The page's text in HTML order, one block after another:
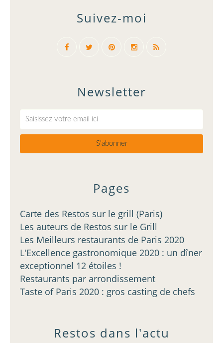
Newsletter
Pages
Carte des Restos sur le grill (Paris)
Les auteurs de Restos sur le Grill
Les Meilleurs restaurants de Paris 2020
L'Excellence gastronomique 2020 : un dîner
exceptionnel 12 étoiles !
Restaurants par arrondissement
Taste of Paris 2020 : gros casting de chefs
Suivez-moi
Restos dans l'actu